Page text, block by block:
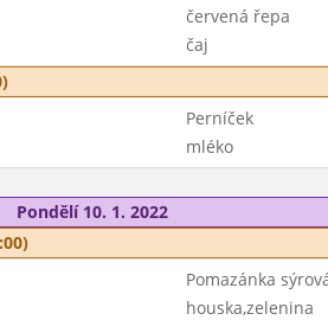
červená řepa
čaj
Perníček
mléko
Pondělí 10. 1. 2022
Pomazánka
houska,zelenina